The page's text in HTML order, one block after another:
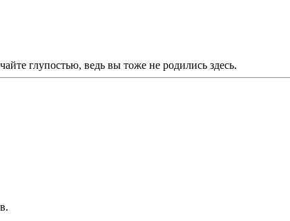
глупостью, ведь вы тоже не родились здесь.